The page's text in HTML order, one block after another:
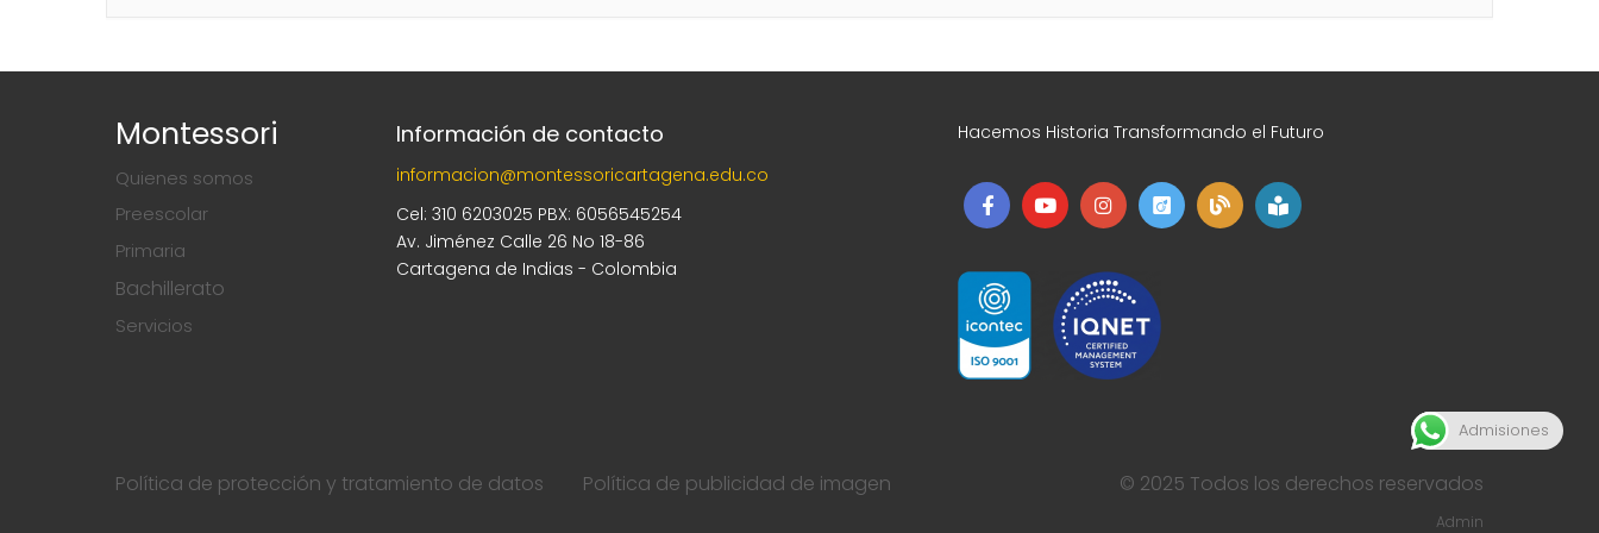
Montessori
Quienes somos
Preescolar
Primaria
Bachillerato
Servicios
Información de contacto
informacion@montessoricartagena.edu.co
Cel: 310 6203025 PBX: 6056545254
Av. Jiménez Calle 26 No 18-86
Cartagena de Indias - Colombia
Hacemos Historia Transformando el Futuro
Política de protección y tratamiento de datos Política de publicidad de imagen © 2025 Todos los derechos reservados
Admin
Admisiones